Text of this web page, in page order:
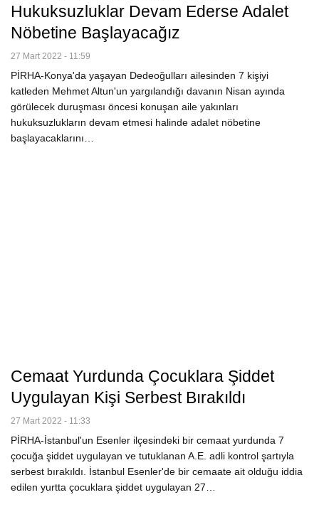
Hukuksuzluklar Devam Ederse Adalet
Nöbetine Başlayacağız
27 Mart 2022 - 11:59
PİRHA-Konya'da yaşayan Dedeoğulları ailesinden 7 kişiyi
katleden Mehmet Altun'un yargılandığı davanın Nisan ayında
görülecek duruşması öncesi konuşan aile yakınları
hukuksuzlukların devam etmesi halinde adalet nöbetine
başlayacaklarını…
Cemaat Yurdunda Çocuklara Şiddet
Uygulayan Kişi Serbest Bırakıldı
27 Mart 2022 - 11:33
PİRHA-İstanbul'un Esenler ilçesindeki bir cemaat yurdunda 7
çocuğa şiddet uygulayan ve tutuklanan A.E. adli kontrol şartıyla
serbest bırakıldı. İstanbul Esenler'de bir cemaate ait olduğu iddia
edilen yurtta çocuklara şiddet uygulayan 27…